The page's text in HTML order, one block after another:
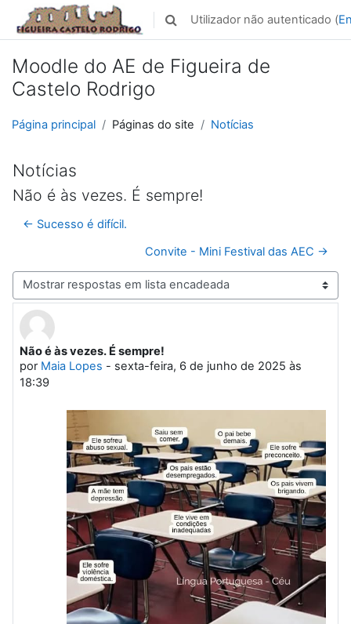
Ir para o conteúdo principal
Alternar a entrada da pesquisa
Utilizador não autenticado (
Moodle do AE de Figueira de
Castelo Rodrigo
Página principal Páginas do site Notícias
Notícias
Não é às vezes. É sempre!
← Sucesso é difícil.
Convite - Mini Festival das AEC →
Modo de visualização
Não é às vezes. É sempre!
por Maia Lopes - sexta-feira, 6 de junho de 2025 às
18:39
Número de respostas: 0